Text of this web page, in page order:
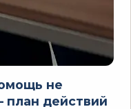
не
действий